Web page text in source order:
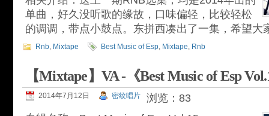
单曲，好久没听歌的缘故，口味偏轻，比较轻松
的调调，带点小鼓点。东拼西凑出了一集，希望大
Rnb, Mixtape Best Music of Esp, Mixtape, Rnb
【Mixtape】VA -《Best Music of Esp
2014年7月12日 密纹唱片
浏览：83